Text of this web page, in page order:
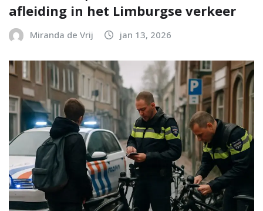
afleiding in het Limburgse verkeer
Miranda de Vrij jan 13, 2026